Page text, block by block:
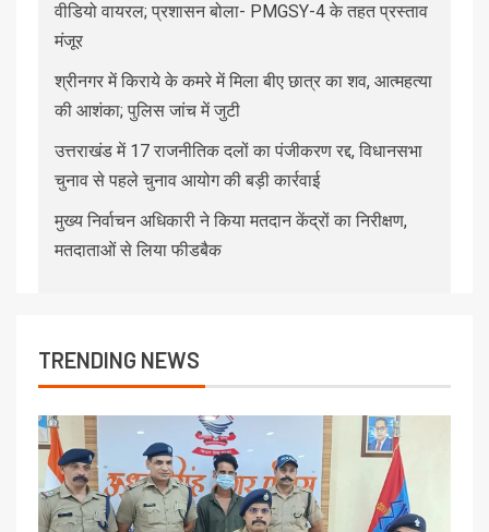
वीडियो वायरल; प्रशासन बोला- PMGSY-4 के तहत प्रस्ताव
मंजूर
श्रीनगर में किराये के कमरे में मिला बीए छात्र का शव, आत्महत्या
की आशंका; पुलिस जांच में जुटी
उत्तराखंड में 17 राजनीतिक दलों का पंजीकरण रद्द, विधानसभा
चुनाव से पहले चुनाव आयोग की बड़ी कार्रवाई
मुख्य निर्वाचन अधिकारी ने किया मतदान केंद्रों का निरीक्षण,
मतदाताओं से लिया फीडबैक
TRENDING NEWS